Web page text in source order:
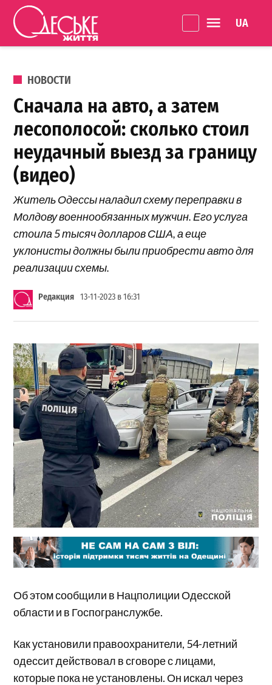
Перейти к содержанию
життя
ОПУБЛИКОВАНО В
НОВОСТИ
Сначала на авто, а затем
лесополосой: сколько стоил
неудачный выезд за границу
(видео)
Житель Одессы наладил схему переправки в
Молдову военнообязанных мужчин. Его услуга
стоила 5 тысяч долларов США, а еще
уклонисты должны были приобрести авто для
реализации схемы.
Редакция 13-11-2023 в 16:31
Об этом сообщили в Нацполиции Одесской
области и в Госпогранслужбе.
Как установили правоохранители, 54-летний
одессит действовал в сговоре с лицами,
которые пока не установлены. Он искал через